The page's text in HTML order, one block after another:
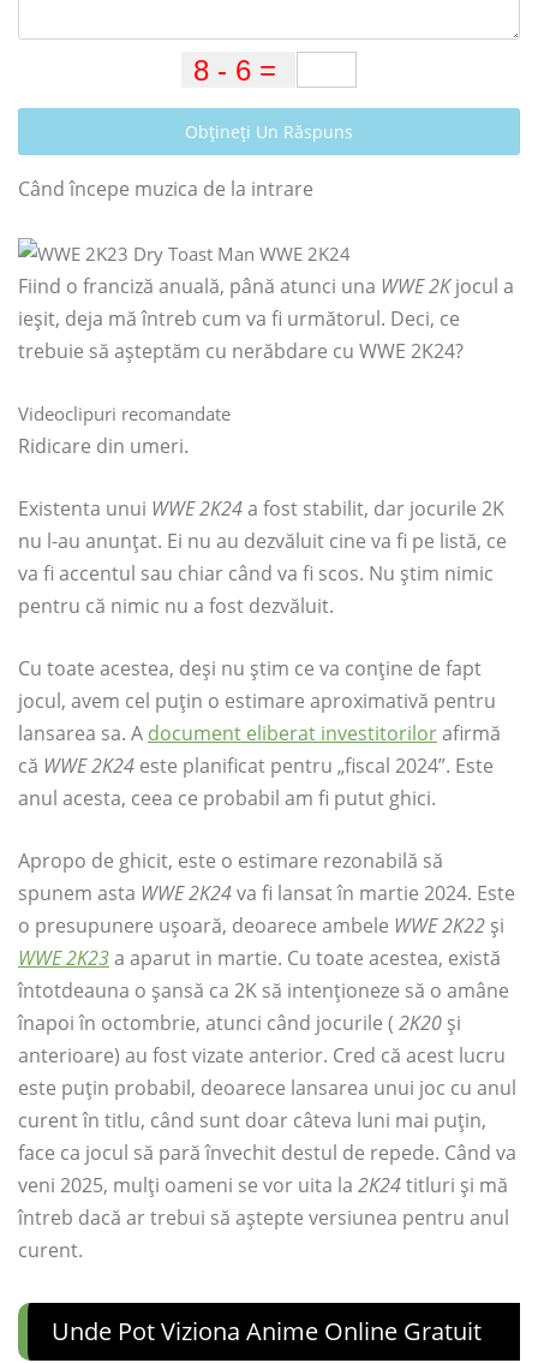
Obțineți Un Răspuns
Când începe muzica de la intrare
Fiind o franciză anuală, până atunci una WWE 2Kjocul a
ieșit, deja mă întreb cum va fi următorul. Deci, ce
trebuie să așteptăm cu nerăbdare cu WWE 2K24?
Videoclipuri recomandate
Ridicare din umeri.
Existenta unui WWE 2K24a fost stabilit, dar jocurile 2K
nu l-au anunțat. Ei nu au dezvăluit cine va fi pe listă, ce
va fi accentul sau chiar când va fi scos. Nu știm nimic
pentru că nimic nu a fost dezvăluit.
Cu toate acestea, deși nu știm ce va conține de fapt
jocul, avem cel puțin o estimare aproximativă pentru
lansarea sa. A document eliberat investitorilorafirmă
că WWE 2K24 este planificat pentru „fiscal 2024”. Este
anul acesta, ceea ce probabil am fi putut ghici.
Apropo de ghicit, este o estimare rezonabilă să
spunem asta WWE 2K24va fi lansat în martie 2024. Este
o presupunere ușoară, deoarece ambele WWE 2K22 și
WWE 2K23a aparut in martie. Cu toate acestea, există
întotdeauna o șansă ca 2K să intenționeze să o amâne
înapoi în octombrie, atunci când jocurile ( 2K20 și
anterioare) au fost vizate anterior. Cred că acest lucru
este puțin probabil, deoarece lansarea unui joc cu anul
curent în titlu, când sunt doar câteva luni mai puțin,
face ca jocul să pară învechit destul de repede. Când va
veni 2025, mulți oameni se vor uita la 2K24titluri și mă
întreb dacă ar trebui să aștepte versiunea pentru anul
curent.
Unde Pot Viziona Anime Online Gratuit